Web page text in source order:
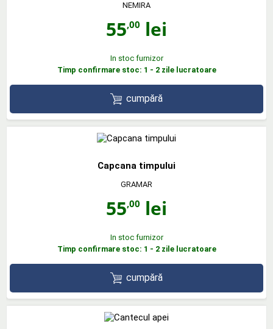
NEMIRA
55,00 lei
In stoc furnizor
Timp confirmare stoc: 1 - 2 zile lucratoare
cumpără
Capcana timpului
GRAMAR
55,00 lei
In stoc furnizor
Timp confirmare stoc: 1 - 2 zile lucratoare
cumpără